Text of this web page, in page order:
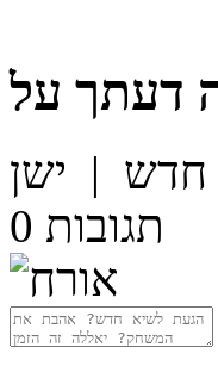
חדש | ישן
0 תגובות